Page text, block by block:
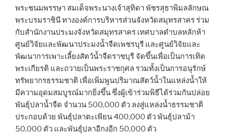
พระชนมพรรษา สมเด็จพระนางเจ้าสุทิดา พัชรสุธาพิมลลักษณ
พระบรมราชินี ทางองค์การบริหารส่วนจังหวัดสมุทรสาคร ร่วม
กับสำนักงานประมงจังหวัดสมุทรสาคร เทศบาลตำบลหลักห้า
ศูนย์วิจัยและพัฒนาประมงน้ำจืดเพชรบุรี และศูนย์วิจัยและ
พัฒนาการเพาะเลี้ยงสัตว์น้ำจืดราชบุรี จัดขึ้นเพื่อเป็นการเทิด
พระเกียรติ และถวายเป็นพระราชกุศล รวมทั้งเป็นการอนุรักษ์
ทรัพยากรธรรมชาติ เพื่อเพิ่มพูนปริมาณสัตว์น้ำในแหล่งน้ำให้
มีความอุดมสมบูรณ์มากยิ่งขึ้น ซึ่งผู้เข้าร่วมพิธีได้ร่วมกันปล่อย
พันธุ์ปลาน้ำจืด จำนวน 500,000 ตัว ลงสู่แหล่งน้ำธรรมชาติ
ประกอบด้วย พันธุ์ปลาตะเพียน 400,000 ตัว พันธุ์ปลาม้า
50,000 ตัว และพันธุ์ปลาอีกงอีก 50,000 ตัว